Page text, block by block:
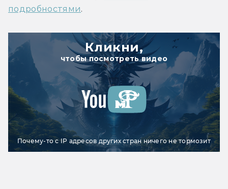
подробностями.
Кликни,
чтобы посмотреть видео
Почему-то с IP адресов других стран ничего не тормозит